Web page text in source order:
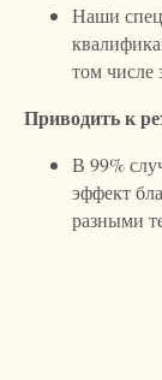
Наши
том числе
Приводить к
В 99%
эффект
разными